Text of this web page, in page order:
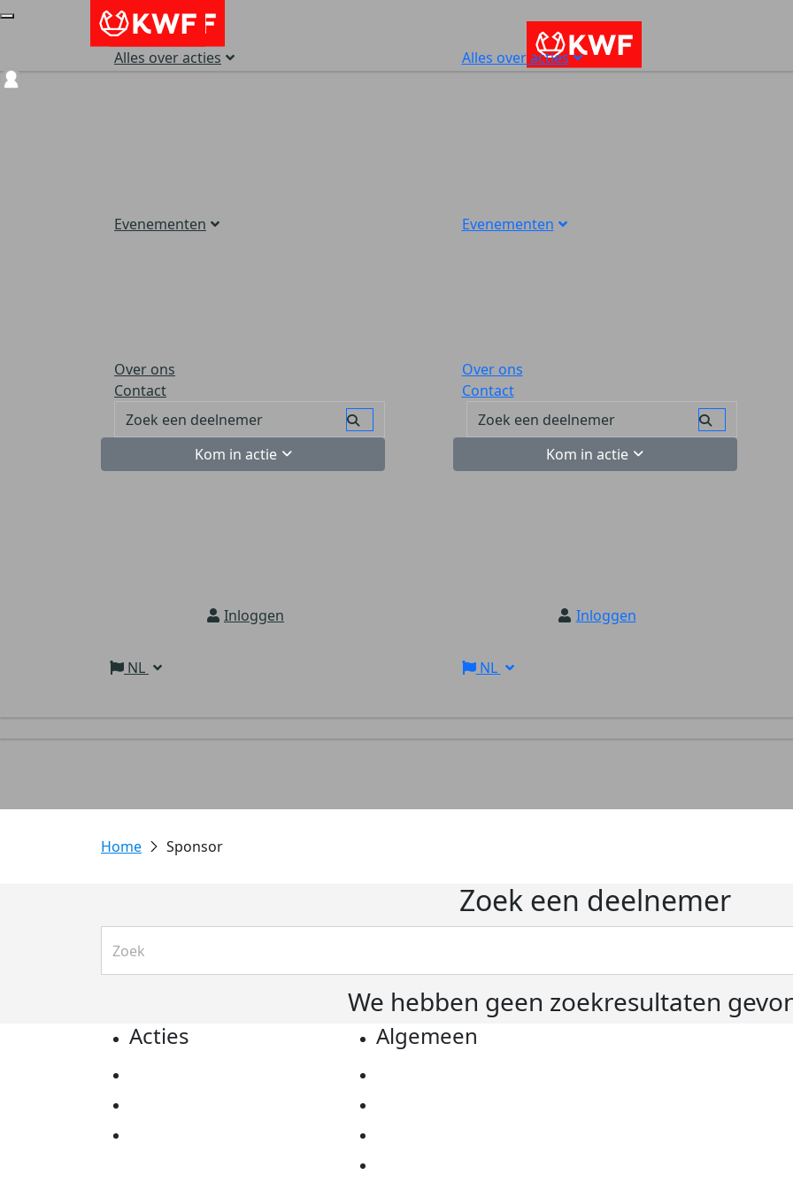
Alles over acties
Evenementen
Over ons
Contact
Kom in actie
Inloggen
NL
Alles over acties
Evenementen
Over ons
Contact
Kom in actie
Inloggen
NL
Sponsor
Zoek een deelnemer
We hebben geen zoekresultaten
Acties Algemeen